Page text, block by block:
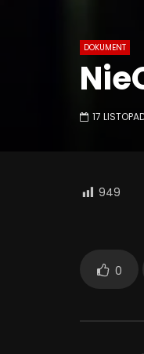
DOKUMENT
17
949
0